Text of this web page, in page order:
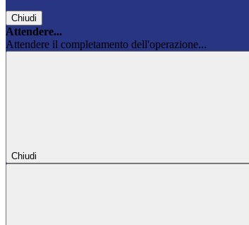
Chiudi
Attendere...
Attendere il completamento dell'operazione...
Chiudi